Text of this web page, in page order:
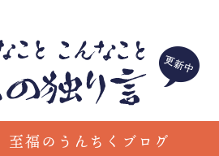
至福のうんちくブログ